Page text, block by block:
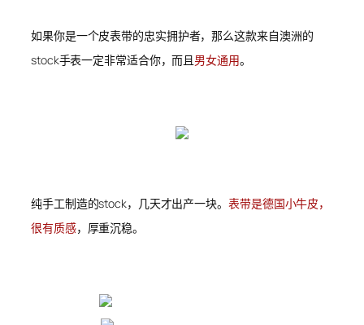
如果你是一个皮表带的忠实拥护者，那么这款来自澳洲的
stock手表一定非常适合你，而且男女通用。
纯手工制造的stock，几天才出产一块。 表带是德国小牛皮，
很有质感，厚重沉稳。